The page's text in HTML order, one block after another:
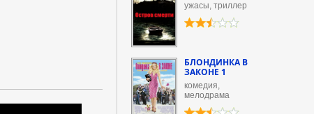
ужасы, триллер
БЛОНДИНКА В
ЗАКОНЕ 1
комедия,
мелодрама